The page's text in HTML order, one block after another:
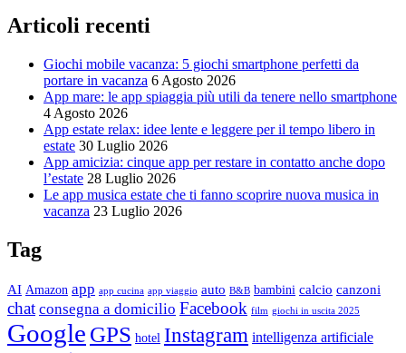
Articoli recenti
Giochi mobile vacanza: 5 giochi smartphone perfetti da
portare in vacanza 6 Agosto 2026
App mare: le app spiaggia più utili da tenere nello smartphone
4 Agosto 2026
App estate relax: idee lente e leggere per il tempo libero in
estate 30 Luglio 2026
App amicizia: cinque app per restare in contatto anche dopo
l’estate 28 Luglio 2026
Le app musica estate che ti fanno scoprire nuova musica in
vacanza 23 Luglio 2026
Tag
AI Amazon app app cucina app viaggio auto B&B bambini calcio canzoni
chat consegna a domicilio Facebook film giochi in uscita 2025
Google GPS hotel Instagram intelligenza artificiale